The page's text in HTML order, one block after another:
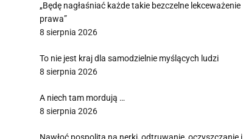
„Będę nagłaśniać każde takie bezczelne lekceważenie
prawa”
8 sierpnia 2026
To nie jest kraj dla samodzielnie myślących ludzi
8 sierpnia 2026
A niech tam mordują …
8 sierpnia 2026